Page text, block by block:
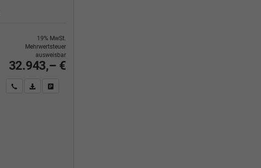
32.943,– €
19% MwSt.
Mehrwertsteuer
ausweisbar
Wir rufen Sie anPDF-Fahrzeugexposé drucken